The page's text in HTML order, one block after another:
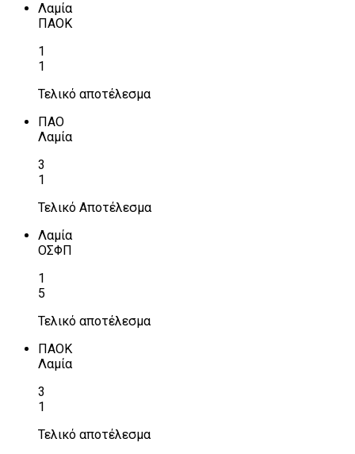
Λαμία
ΠΑΟΚ
1
1
Τελικό αποτέλεσμα
ΠΑΟ
Λαμία
3
1
Τελικό Αποτέλεσμα
Λαμία
ΟΣΦΠ
1
5
Τελικό αποτέλεσμα
ΠΑΟΚ
Λαμία
3
1
Τελικό αποτέλεσμα